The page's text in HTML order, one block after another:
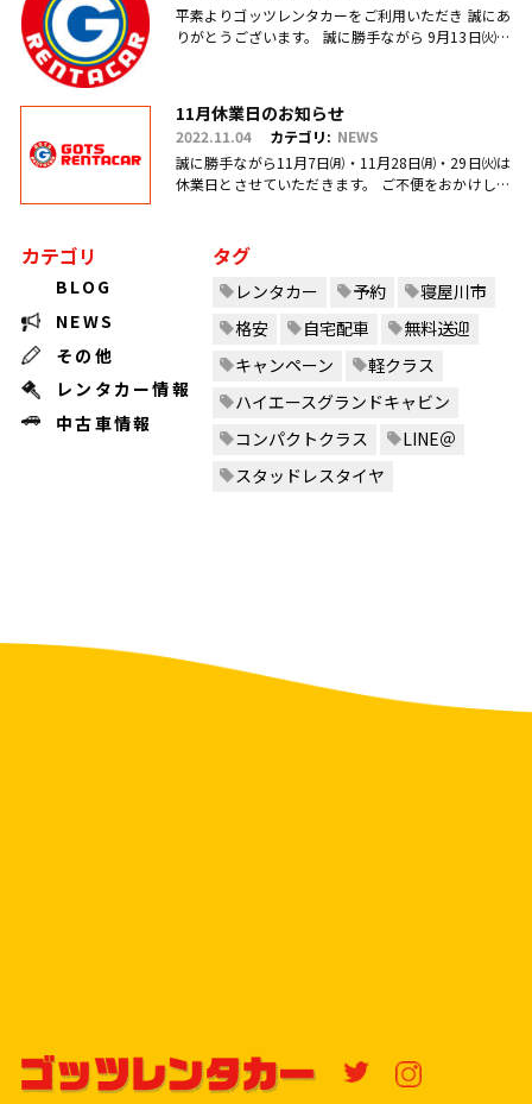
平素よりゴッツレンタカーをご利用いただき 誠にあ
りがとうございます。 誠に勝手ながら 9月13日㈫・
11月休業日のお知らせ
2022.11.04 カテゴリ: NEWS
誠に勝手ながら11月7日㈪・11月28日㈪・29日㈫は
休業日とさせていただきます。 ご不便をおかけしま
カテゴリ
BLOG
NEWS
その他
レンタカー情報
中古車情報
タグ
レンタカー 予約
寝屋川市
格安
自宅配車
無料送迎
キャンペーン
軽クラス
ハイエースグランドキャビン
コンパクトクラス
LINE＠
スタッドレスタイヤ